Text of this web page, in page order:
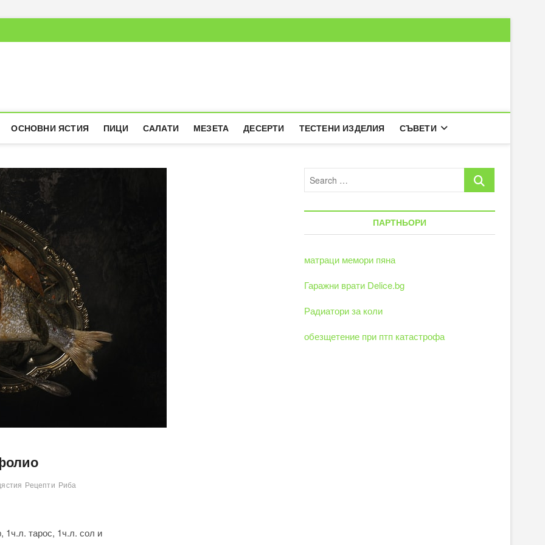
ОСНОВНИ ЯСТИЯ ПИЦИ САЛАТИ МЕЗЕТА ДЕСЕРТИ ТЕСТЕНИ ИЗДЕЛИЯ СЪВЕТИ
Рецепти Риба
1ч.л. тарос, 1ч.л. сол и
Search
ПАРТНЬОРИ
матраци мемори пяна
Гаражни врати Delice.bg
Радиатори за коли
обезщетение при птп катастрофа